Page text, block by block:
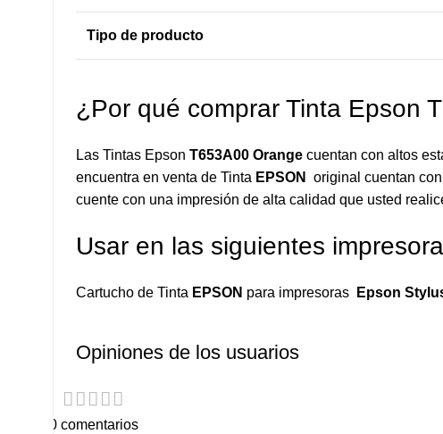
Tipo de producto
¿Por qué comprar Tinta Epson
Las Tintas Epson T653A00 Orange cuentan con altos
encuentra en venta de Tinta EPSON
original cuentan
cuente con una impresión de alta calidad que usted
Usar en las siguientes
Cartucho de Tinta EPSON para impresoras Epson
Opiniones de los usuarios
0 comentarios